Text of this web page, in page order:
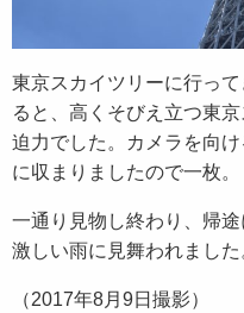
東京スカイツリーに行っ
ると、高くそびえ立つ東
迫力でした。カメラを向
に収まりましたので一枚。
一通り見物し終わり、帰
激しい雨に見舞われました
（2017年8月9日撮影）